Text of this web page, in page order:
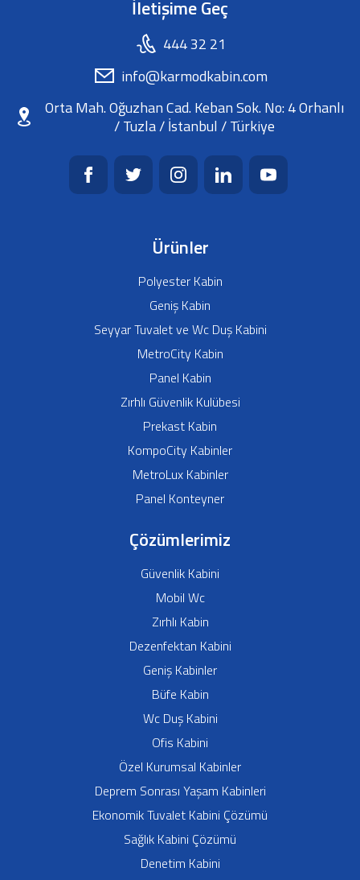
İletişime Geç
444 32 21
info@karmodkabin.com
Orta Mah. Oğuzhan Cad. Keban Sok. No: 4 Orhanlı
/ Tuzla / İstanbul / Türkiye
Ürünler
Polyester Kabin
Geniş Kabin
Seyyar Tuvalet ve Wc Duş Kabini
MetroCity Kabin
Panel Kabin
Zırhlı Güvenlik Kulübesi
Prekast Kabin
KompoCity Kabinler
MetroLux Kabinler
Panel Konteyner
Çözümlerimiz
Güvenlik Kabini
Mobil Wc
Zırhlı Kabin
Dezenfektan Kabini
Geniş Kabinler
Büfe Kabin
Wc Duş Kabini
Ofis Kabini
Özel Kurumsal Kabinler
Deprem Sonrası Yaşam Kabinleri
Ekonomik Tuvalet Kabini Çözümü
Sağlık Kabini Çözümü
Denetim Kabini